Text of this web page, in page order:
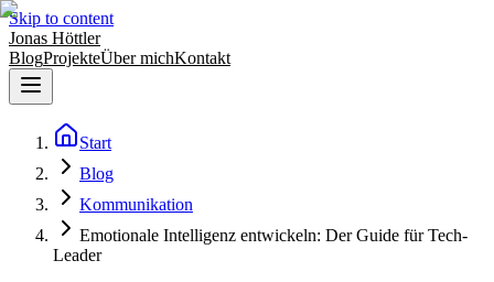
Skip to content
Jonas Höttler
BlogProjekteÜber michKontakt
Start
Blog
Kommunikation
Emotionale Intelligenz entwickeln: Der Guide für Tech-
Leader